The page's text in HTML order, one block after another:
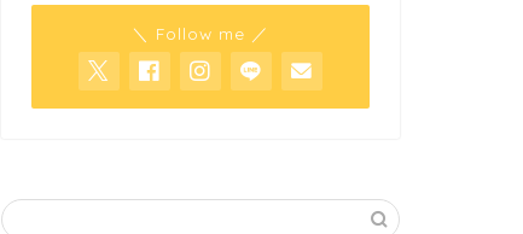
＼ Follow me ／